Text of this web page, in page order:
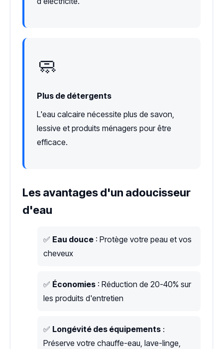
🧼
Plus de détergents
L'eau calcaire nécessite plus de savon,
lessive et produits ménagers pour être
efficace.
Les avantages d'un adoucisseur
d'eau
✅ Eau douce : Protège votre peau et vos
cheveux
✅ Économies : Réduction de 20-40% sur
les produits d'entretien
✅ Longévité des équipements :
Préserve votre chauffe-eau, lave-linge,